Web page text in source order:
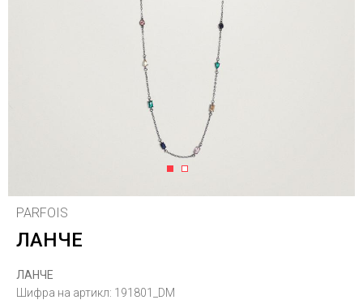
1 2
PARFOIS
ЛАНЧЕ
ЛАНЧЕ
Шифра на артикл: 191801_DM